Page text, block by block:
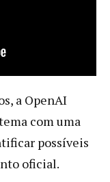
a OpenAI
com uma
possíveis
oficial.